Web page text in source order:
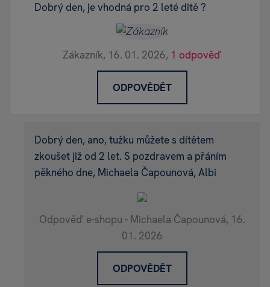
Dobrý den, je vhodná pro 2 leté ditě ?
Zákazník, 16. 01. 2026, 1 odpověď
ODPOVĚDĚT
Dobrý den, ano, tužku můžete s dítětem
zkoušet již od 2 let. S pozdravem a přáním
pěkného dne, Michaela Čapounová, Albi
Odpověď e-shopu - Michaela Čapounová, 16.
01. 2026
ODPOVĚDĚT